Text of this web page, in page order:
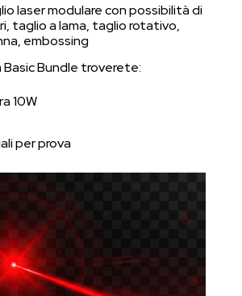
laser modulare con possibilità di
taglio a lama, taglio rotativo,
embossing
Basic Bundle troverete:
10W
per prova